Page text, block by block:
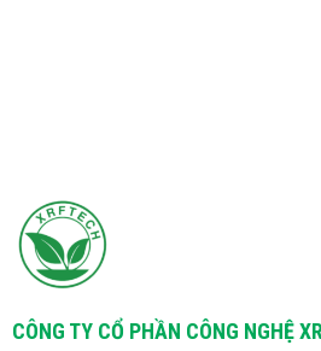
CÔNG TY CỔ PHẦN CÔNG NGHỆ